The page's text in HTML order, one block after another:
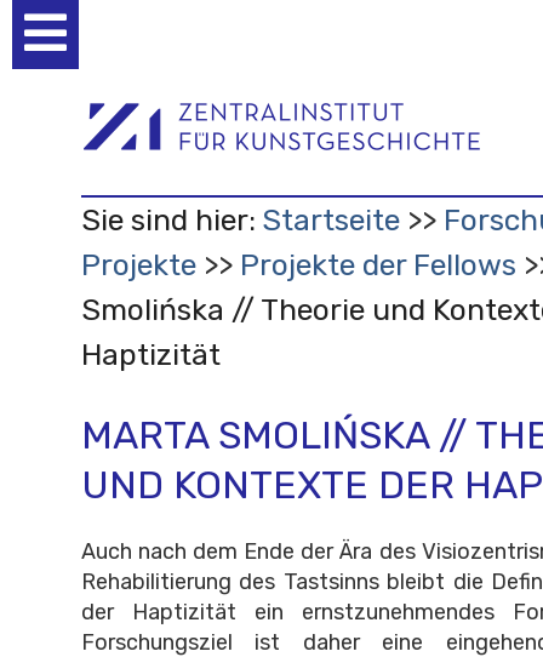
Werkzeuge
Sie sind hier: Startseite
Projekte
Projekte der Fellows
Smolińska // Theorie und
Haptizität
MARTA SMOLIŃSKA //
UND KONTEXTE DER
Auch nach dem Ende der Ära des
Rehabilitierung des Tastsinns bleibt die
der Haptizität ein ernstzunehmendes
Forschungsziel ist daher eine